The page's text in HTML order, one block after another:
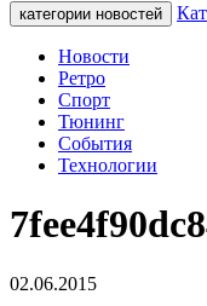
категории новостей
Новости
Ретро
Спорт
Тюнинг
События
Технологии
02.06.2015